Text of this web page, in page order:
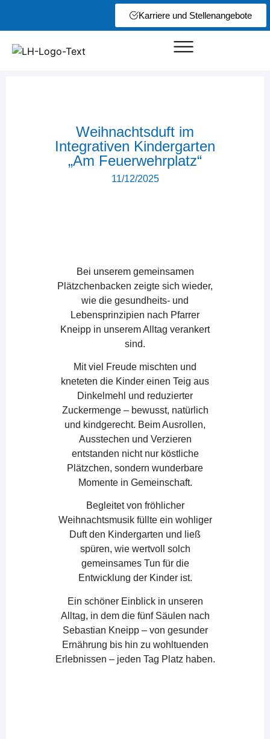
Karriere und Stellenangebote
Weihnachtsduft im
Integrativen Kindergarten
„Am Feuerwehrplatz“
11/12/2025
Bei unserem gemeinsamen
Plätzchenbacken zeigte sich wieder,
wie die gesundheits- und
Lebensprinzipien nach Pfarrer
Kneipp in unserem Alltag verankert
sind.
Mit viel Freude mischten und
kneteten die Kinder einen Teig aus
Dinkelmehl und reduzierter
Zuckermenge – bewusst, natürlich
und kindgerecht. Beim Ausrollen,
Ausstechen und Verzieren
entstanden nicht nur köstliche
Plätzchen, sondern wunderbare
Momente in Gemeinschaft.
Begleitet von fröhlicher
Weihnachtsmusik füllte ein wohliger
Duft den Kindergarten und ließ
spüren, wie wertvoll solch
gemeinsames Tun für die
Entwicklung der Kinder ist.
Ein schöner Einblick in unseren
Alltag, in dem die fünf Säulen nach
Sebastian Kneipp – von gesunder
Ernährung bis hin zu wohltuenden
Erlebnissen – jeden Tag Platz haben.